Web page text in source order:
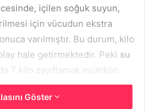
içilen soğuk suyun,
için vücudun ekstra
varılmıştır. Bu durum, kilo
hale getirmektedir. Peki su
7 kilo zayıflamak mümkün
merak edilenler!
Göster